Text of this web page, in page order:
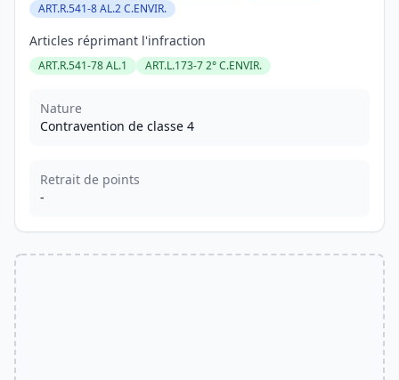
ART.R.541-8 AL.2 C.ENVIR.
Articles réprimant l'infraction
ART.R.541-78 AL.1 ART.L.173-7 2° C.ENVIR.
Nature
Contravention de classe 4
Retrait de points
-